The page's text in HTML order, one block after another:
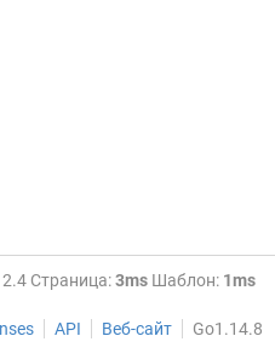
Страница:3ms Шаблон: 1ms
API Веб-сайт Go1.14.8